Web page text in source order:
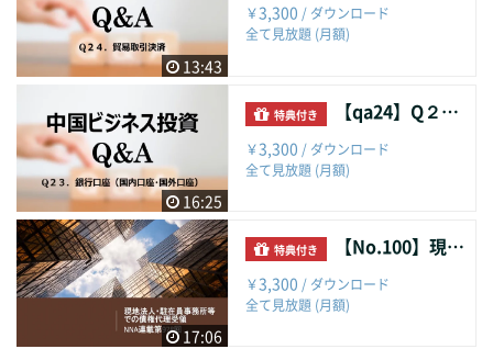
13:43
￥3,300 / ダウンロード
全て見放題 (月額)
16:25
特典付き 【qa24】Q２３．銀行口座（国内口座・国外口座）
￥3,300 / ダウンロード
全て見放題 (月額)
17:06
特典付き 【No.100】現地法人・駐在員事務所等での債権代理受領
￥3,300 / ダウンロード
全て見放題 (月額)